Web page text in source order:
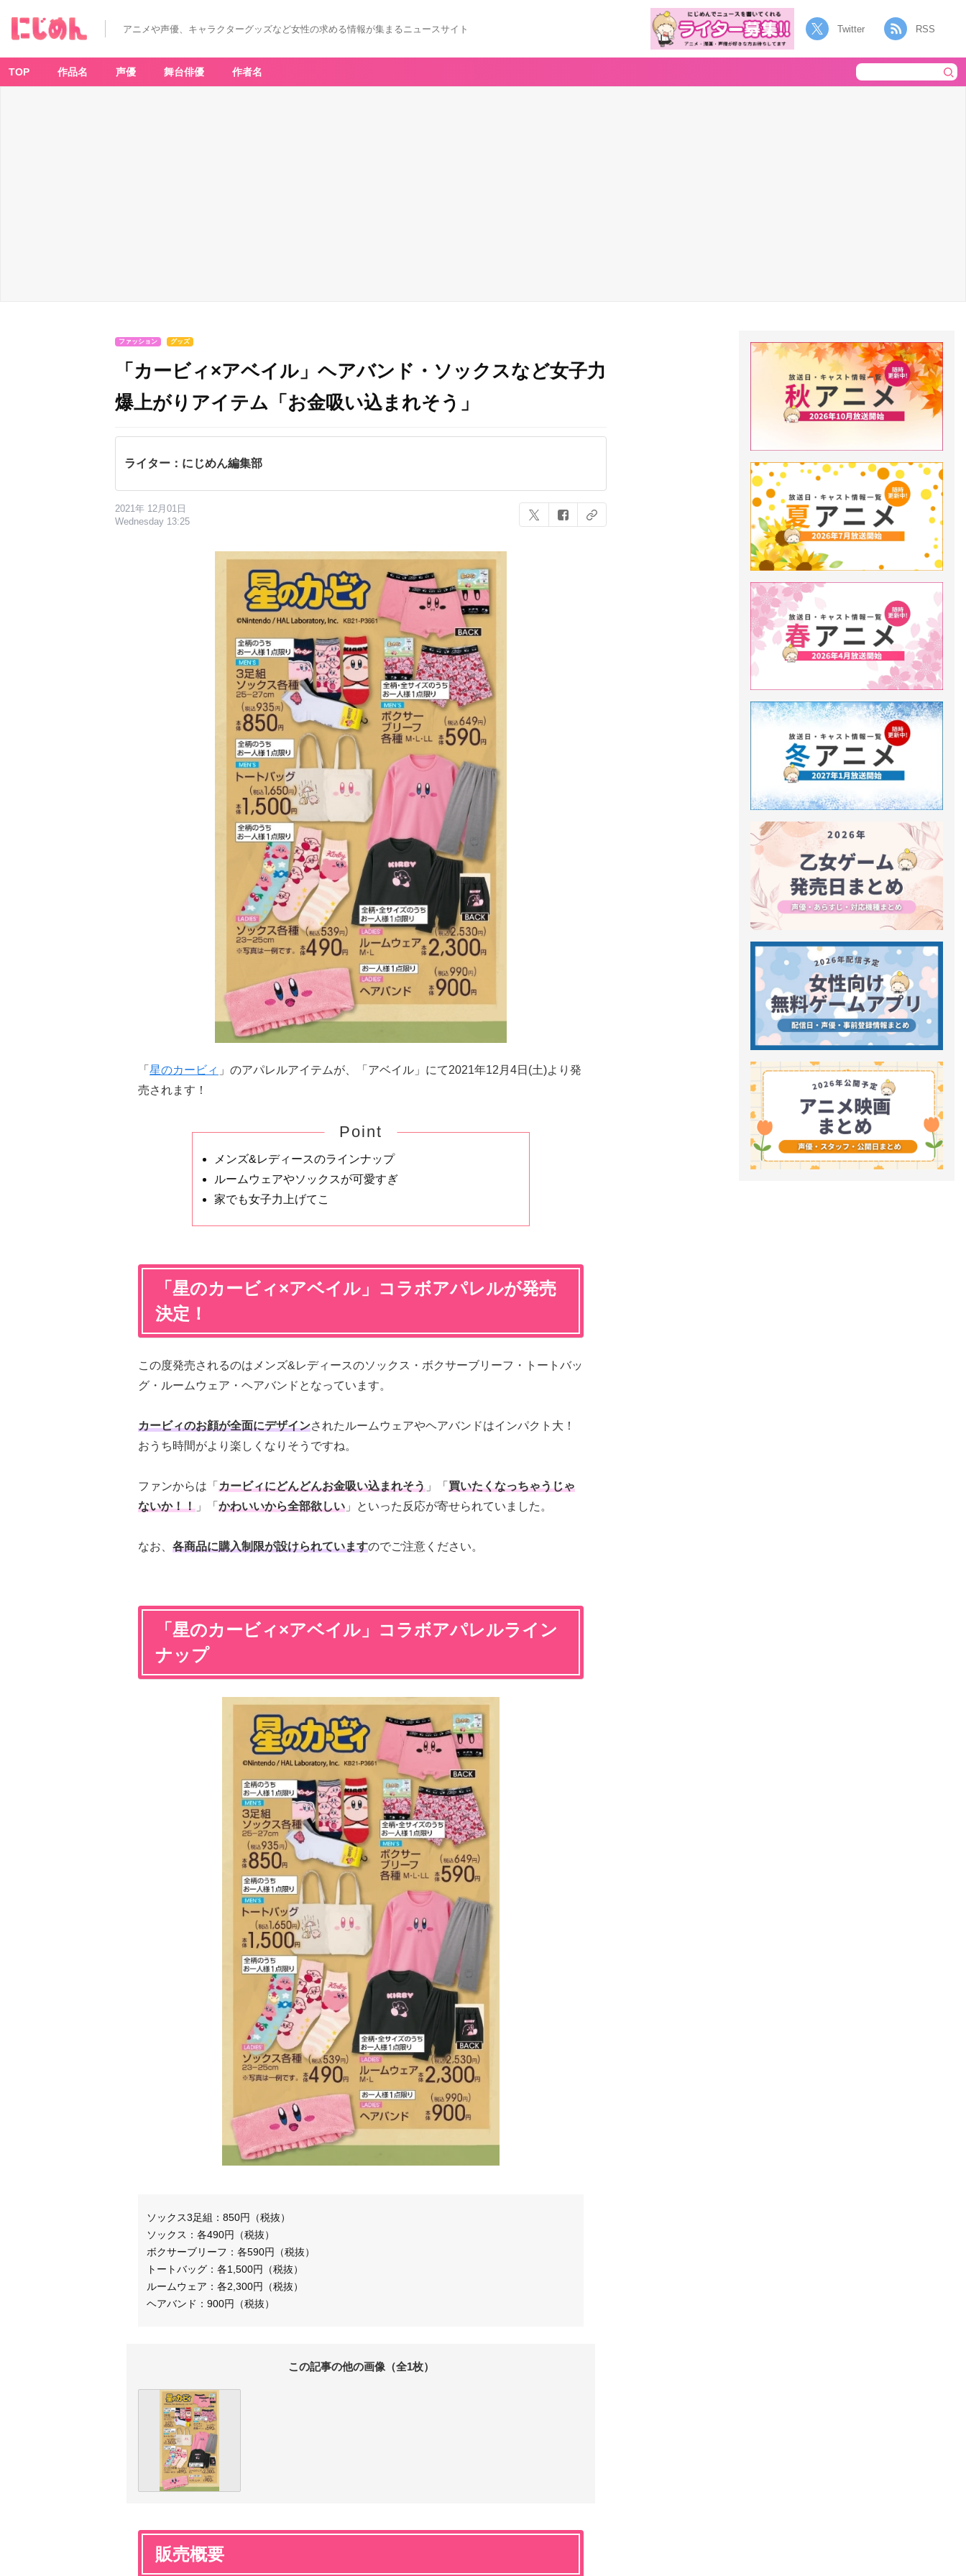
アニメや声優、キャラクターグッズなど女性の求める情報が集まるニュースサイト Twitter RSS
TOP 作品名 声優 舞台俳優 作者名
ファッション グッズ
「カービィ×アベイル」ヘアバンド・ソックスなど女子力
爆上がりアイテム「お金吸い込まれそう」
ライター：にじめん編集部
2021年 12月01日
Wednesday 13:25
「 星のカービィ 」のアパレルアイテムが、「アベイル」にて2021年12月4日(土)より発
売されます！
Point
メンズ&レディースのラインナップ
ルームウェアやソックスが可愛すぎ
家でも女子力上げてこ
「星のカービィ×アベイル」コラボアパレルが発売
決定！
この度発売されるのはメンズ&レディースのソックス・ボクサーブリーフ・トートバッ
グ・ルームウェア・ヘアバンドとなっています。
カービィのお顔が全面にデザインされたルームウェアやヘアバンドはインパクト大！
おうち時間がより楽しくなりそうですね。
ファンからは「 カービィにどんどんお金吸い込まれそう 」「 買いたくなっちゃうじゃ
ないか！！ 」「 かわいいから全部欲しい 」といった反応が寄せられていました。
なお、 各商品に購入制限が設けられていますのでご注意ください。
「星のカービィ×アベイル」コラボアパレルライン
ナップ
ソックス3足組：850円（税抜）
ソックス：各490円（税抜）
ボクサーブリーフ：各590円（税抜）
トートバッグ：各1,500円（税抜）
ルームウェア：各2,300円（税抜）
ヘアバンド：900円（税抜）
この記事の他の画像（全1枚）
販売概要